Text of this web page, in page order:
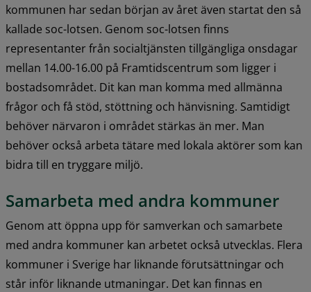
kommunen har sedan början av året även startat den så
kallade soc-lotsen. Genom soc-lotsen finns
representanter från socialtjänsten tillgängliga onsdagar
mellan 14.00-16.00 på Framtidscentrum som ligger i
bostadsområdet. Dit kan man komma med allmänna
frågor och få stöd, stöttning och hänvisning. Samtidigt
behöver närvaron i området stärkas än mer. Man
behöver också arbeta tätare med lokala aktörer som kan
bidra till en tryggare miljö.
Samarbeta med andra kommuner
Genom att öppna upp för samverkan och samarbete
med andra kommuner kan arbetet också utvecklas. Flera
kommuner i Sverige har liknande förutsättningar och
står inför liknande utmaningar. Det kan finnas en